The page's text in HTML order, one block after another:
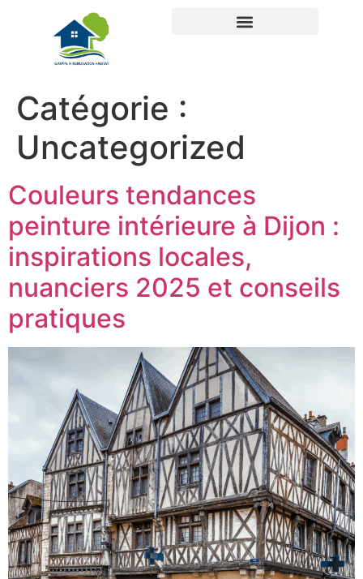
Catégorie :
Uncategorized
Couleurs tendances
peinture intérieure à Dijon :
inspirations locales,
nuanciers 2025 et conseils
pratiques